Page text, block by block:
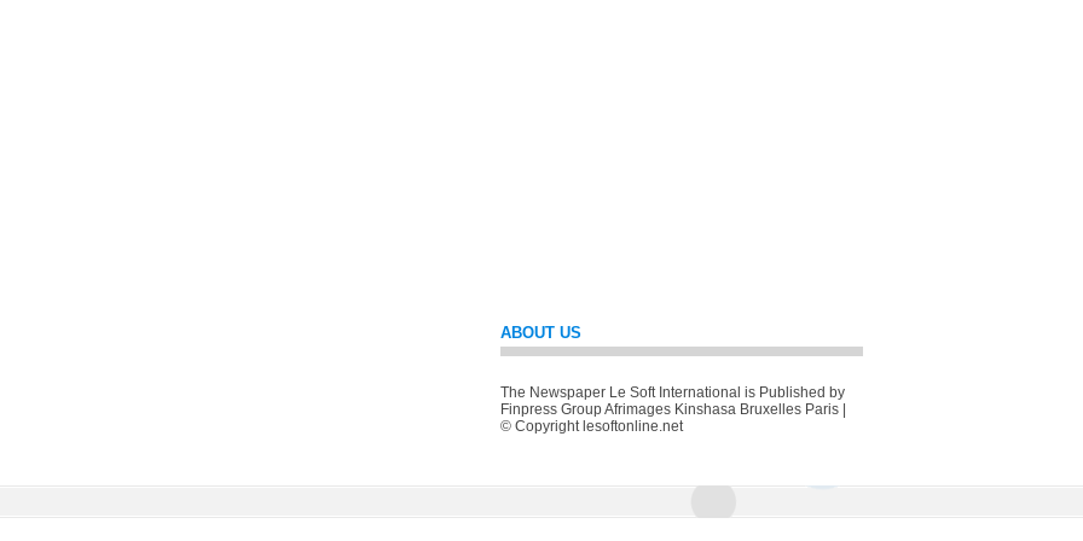
ABOUT US
The Newspaper Le Soft International is Published by
Finpress Group Afrimages Kinshasa Bruxelles Paris |
© Copyright lesoftonline.net